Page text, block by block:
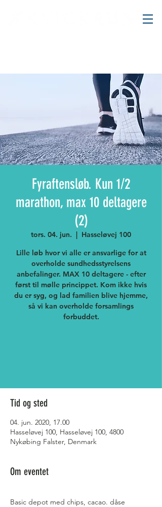
Fyraftensløb. Kun 1/2
marathon, max 10 deltagere
(2)
tors. 04. jun.
  |
Hasseløvej 100
Lille løb hvor vi alle er ansvarlige for at
overholde sundhedsstyrelsens
anbefalinger. MAX 10 deltagere - efter
først til mølle princippet. Kom ikke hvis
du er syg, og lad familien blive hjemme,
så vi kan overholde forsamlings
forbuddet.
Tid og sted
04. jun. 2020, 17.00
Hasseløvej 100, Hasseløvej 100, 4800
Nykøbing Falster, Denmark
Om eventet
Basic depot med chips, cacao. dåse